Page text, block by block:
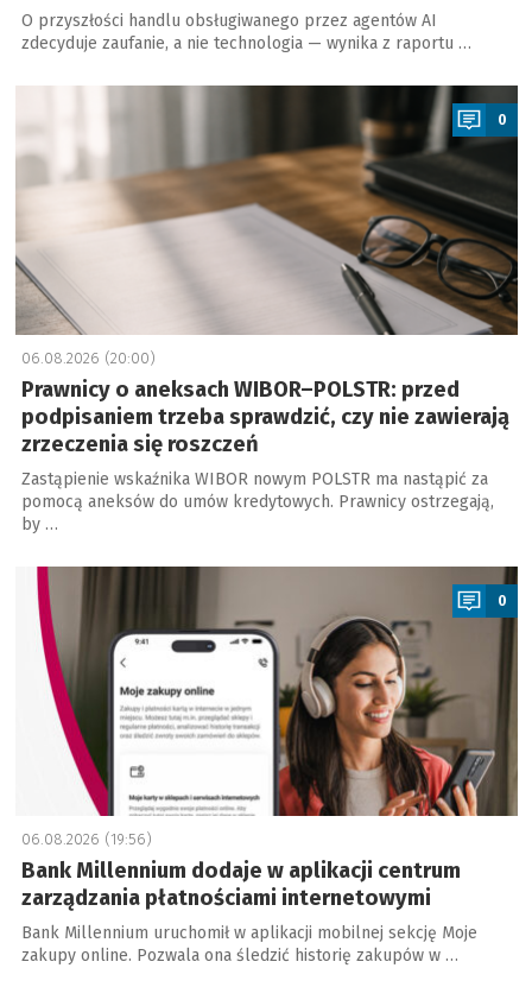
O przyszłości handlu obsługiwanego przez agentów AI
zdecyduje zaufanie, a nie technologia — wynika z raportu …
a
0
06.08.2026 (20:00)
Prawnicy o aneksach WIBOR–POLSTR: przed
podpisaniem trzeba sprawdzić, czy nie zawierają
zrzeczenia się roszczeń
Zastąpienie wskaźnika WIBOR nowym POLSTR ma nastąpić za
pomocą aneksów do umów kredytowych. Prawnicy ostrzegają,
by …
0
06.08.2026 (19:56)
Bank Millennium dodaje w aplikacji centrum
zarządzania płatnościami internetowymi
Bank Millennium uruchomił w aplikacji mobilnej sekcję Moje
zakupy online. Pozwala ona śledzić historię zakupów w …